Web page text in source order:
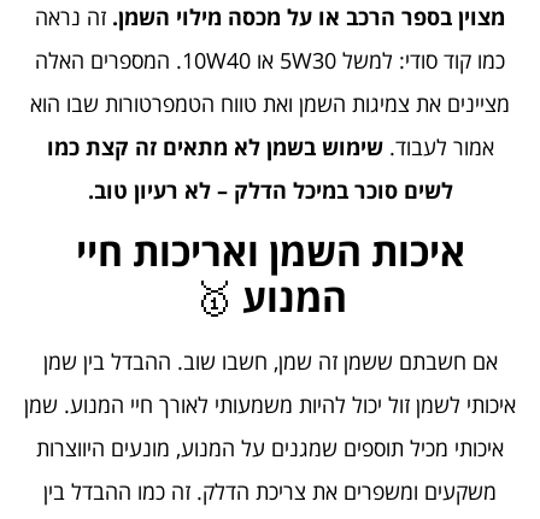
מצוין בספר הרכב או על מכסה מילוי השמן. זה נראה
כמו קוד סודי: למשל 5W30 או 10W40. המספרים האלה
מציינים את צמיגות השמן ואת טווח הטמפרטורות שבו הוא
אמור לעבוד.שימוש בשמן לא מתאים זה קצת כמו
לשים סוכר במיכל הדלק – לא רעיון טוב.
איכות השמן ואריכות חיי
המנוע 🥇
אם חשבתם ששמן זה שמן, חשבו שוב. ההבדל בין שמן
איכותי לשמן זול יכול להיות משמעותי לאורך חיי המנוע. שמן
איכותי מכיל תוספים שמגנים על המנוע, מונעים היווצרות
משקעים ומשפרים את צריכת הדלק. זה כמו ההבדל בין